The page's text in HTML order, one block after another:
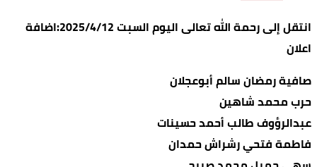
انتقل إلى رحمة الله تعالى اليوم السبت 2025/4/12:اضافة
اعلان
صافية رمضان سالم أبوعجلان
حرب محمد شاهين
عبدالرؤوف طالب أحمد حسينات
فاطمة فتحي رشراش حمدان